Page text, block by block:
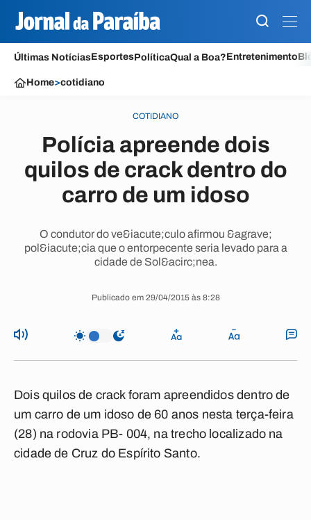
Últimas NotíciasEsportesPolíticaQual a Boa?Entretenimento
Home>cotidiano
COTIDIANO
Polícia apreende dois
quilos de crack dentro do
carro de um idoso
O condutor do ve&iacute;culo afirmou &agrave;
pol&iacute;cia que o entorpecente seria levado para a
cidade de Sol&acirc;nea.
Publicado em 29/04/2015 às 8:28
Dois quilos de crack foram apreendidos dentro de
um carro de um idoso de 60 anos nesta terça-feira
(28) na rodovia PB- 004, na trecho localizado na
cidade de Cruz do Espírito Santo.